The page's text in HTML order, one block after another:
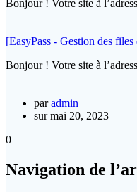
Bonjour ! Votre site à
[EasyPass - Gestion des
Bonjour ! Votre site à
paradmin
sur mai 20, 2023
0
Navigation de